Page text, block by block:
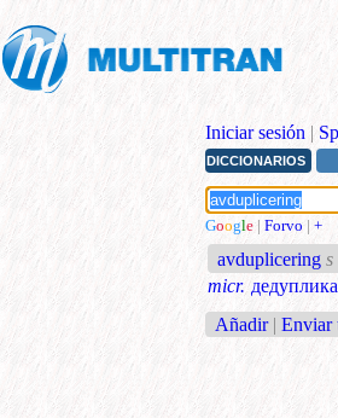
Iniciar sesión |
DICCIONARIOS
Google | Forvo | +
avduplicering s
micr.
Añadir | Enviar